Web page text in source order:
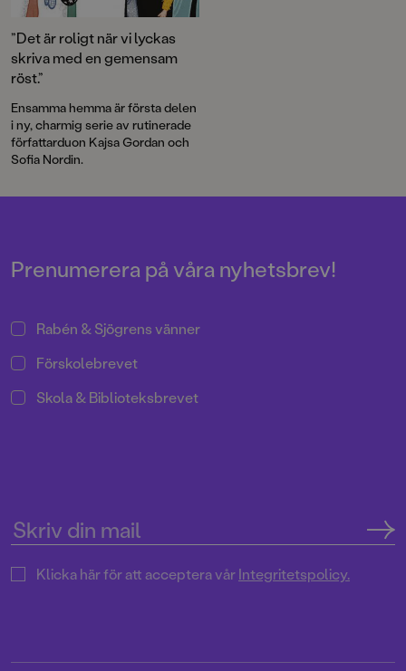
”Det är roligt när vi lyckas
skriva med en gemensam
röst.”
Ensamma hemma är första delen
i ny, charmig serie av rutinerade
författarduon Kajsa Gordan och
Sofia Nordin.
Prenumerera på våra nyhetsbrev!
Rabén & Sjögrens vänner
Förskolebrevet
Skola & Biblioteksbrevet
Klicka här för att acceptera vårIntegritetspolicy.